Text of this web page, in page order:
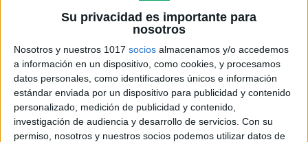
Su privacidad es importante para
nosotros
Nosotros y nuestros 1017 socios almacenamos y/o accedemos
a información en un dispositivo, como cookies, y procesamos
datos personales, como identificadores únicos e información
estándar enviada por un dispositivo para publicidad y contenido
personalizado, medición de publicidad y contenido,
investigación de audiencia y desarrollo de servicios. Con su
permiso, nosotros y nuestros socios podemos utilizar datos de